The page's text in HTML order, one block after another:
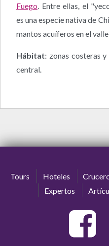
Fuego. Entre ellas, el
es una especie nativa de
mantos acuíferos en el
Hábitat: zonas costeras
central.
Tours Hoteles
Expertos